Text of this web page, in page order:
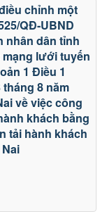
chỉnh một
QĐ-UBND
nhân dân tỉnh
lưới tuyến
1 Điều 1
8 năm
về việc công
khách bằng
tải hành khách